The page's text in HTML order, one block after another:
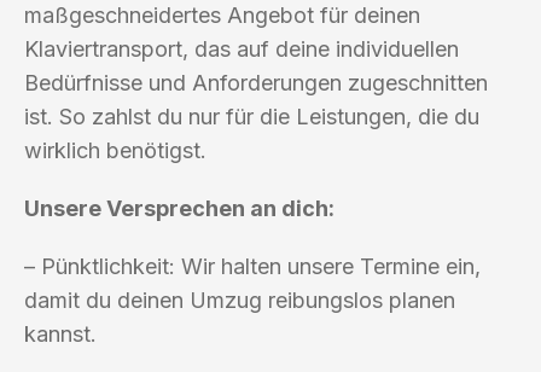
maßgeschneidertes Angebot für deinen
Klaviertransport, das auf deine individuellen
Bedürfnisse und Anforderungen zugeschnitten
ist. So zahlst du nur für die Leistungen, die du
wirklich benötigst.
Unsere Versprechen an dich:
– Pünktlichkeit: Wir halten unsere Termine ein,
damit du deinen Umzug reibungslos planen
kannst.